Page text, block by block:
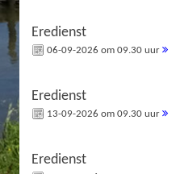
Eredienst
06-09-2026 om 09.30 uur
Eredienst
13-09-2026 om 09.30 uur
Eredienst